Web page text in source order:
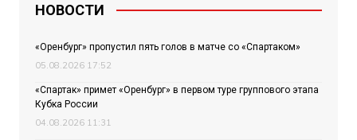
НОВОСТИ
«Оренбург» пропустил пять голов в матче со «Спартаком»
05.08.2026 17:52
«Спартак» примет «Оренбург» в первом туре группового этапа
Кубка России
04.08.2026 11:31